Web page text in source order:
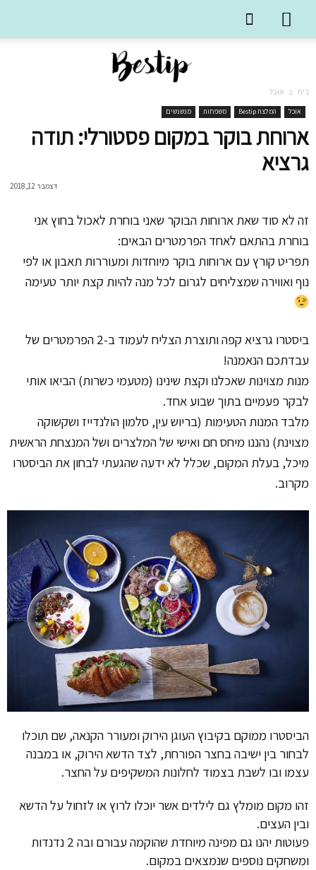
בית אוכל
אוכל המלצת Bestip משפחות מנשנשים
ארוחת בוקר במקום פסטורלי: תודה
גרציא
דצמבר 12, 2018
זה לא סוד שאת ארוחות הבוקר שאני בוחרת לאכול בחוץ אני
בוחרת בהתאם לאחד הפרמטרים הבאים:
תפריט קורץ עם ארוחות בוקר מיוחדות ומעוררות תאבון או לפי
נוף ואווירה שמצליחים לגרום לכל מנה להיות קצת יותר טעימה
ביסטרו גרציא קפה ותוצרת הצליח לעמוד ב-2 הפרמטרים של
עבדתכם הנאמנה!
מנות מצוינות שאכלנו וקצת שינינו (מטעמי כשרות) הביאו אותי
לבקר פעמיים בתוך שבוע אחד.
מלבד המנות הטעימות (בריוש עין, סלמון הולנדייז ושקשוקה
מצוינת) נהננו מיחס חם ואישי של המלצרים ושל המנצחת הראשית
מיכל, בעלת המקום, שכלל לא ידעה שהגעתי לבחון את הביסטרו
מקרוב.
הביסטרו ממוקם בקיבוץ העוגן הירוק ומעורר הקנאה, שם תוכלו
לבחור בין ישיבה בחצר הפורחת, לצד הדשא הירוק, או במבנה
עצמו ובו לשבת בצמוד לחלונות המשקיפים על החצר.
זהו מקום מומלץ גם לילדים אשר יוכלו לרוץ או לזחול על הדשא
ובין העצים.
פעוטות יהנו גם מפינה מיוחדת שהוקמה עבורם ובה 2 נדנדות
ומשחקים נוספים שנמצאים במקום.